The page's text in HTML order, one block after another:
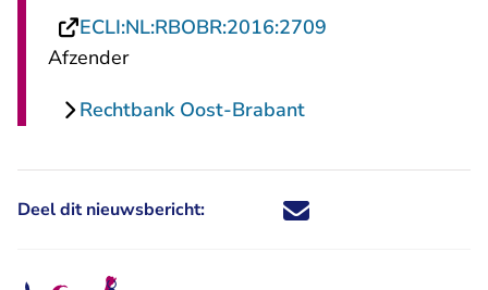
ECLI:NL:RBOBR:2016:2709
Afzender
Rechtbank Oost-Brabant
Deel dit nieuwsbericht: Deel dit nieuwsbericht via X -
Deel dit nieuwsbericht via
Deel dit nieuwsbericht
Deel dit